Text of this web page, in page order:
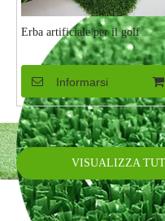
Erba artificiale per il golf
Informarsi
VISUALIZZA